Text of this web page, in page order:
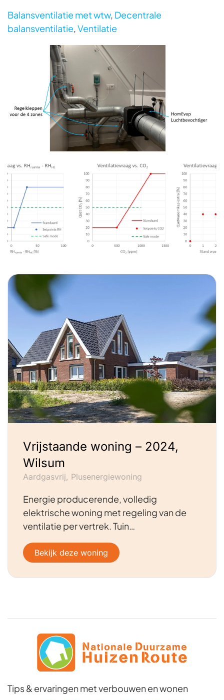
Balansventilatie met wtw, Decentrale
balansventilatie,Ventilatie
Foto bekijken
Foto bekijken
Vrijstaande woning – 2024,
Wilsum
Aardgasvrij, Plusenergiewoning
Energie producerende, volledig
elektrische woning met regeling van de
ventilatie per vertrek. Tuin…
Bekijk deze woning
Tips & ervaringen met verbouwen en wonen